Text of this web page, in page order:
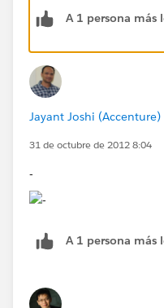
A 1 persona más
Jayant Joshi (Accenture)
31 de octubre de 2012 8:04
-
A 1 persona más